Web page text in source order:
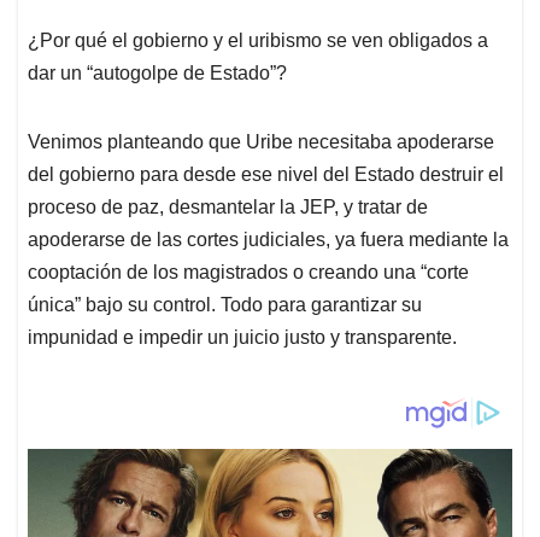
¿Por qué el gobierno y el uribismo se ven obligados a
dar un “autogolpe de Estado”?
Venimos planteando que Uribe necesitaba apoderarse
del gobierno para desde ese nivel del Estado destruir el
proceso de paz, desmantelar la JEP, y tratar de
apoderarse de las cortes judiciales, ya fuera mediante la
cooptación de los magistrados o creando una “corte
única” bajo su control. Todo para garantizar su
impunidad e impedir un juicio justo y transparente.